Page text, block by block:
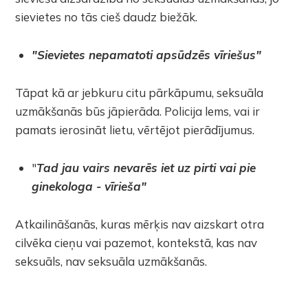
sievietes no tās cieš daudz biežāk.
"Sievietes nepamatoti apsūdzēs vīriešus"
Tāpat kā ar jebkuru citu pārkāpumu, seksuāla
uzmākšanās būs jāpierāda. Policija lems, vai ir
pamats ierosināt lietu, vērtējot pierādījumus.
"Tad jau vairs nevarēs iet uz pirti vai pie
ginekologa - vīrieša"
Atkailināšanās, kuras mērķis nav aizskart otra
cilvēka cieņu vai pazemot, kontekstā, kas nav
seksuāls, nav seksuāla uzmākšanās.